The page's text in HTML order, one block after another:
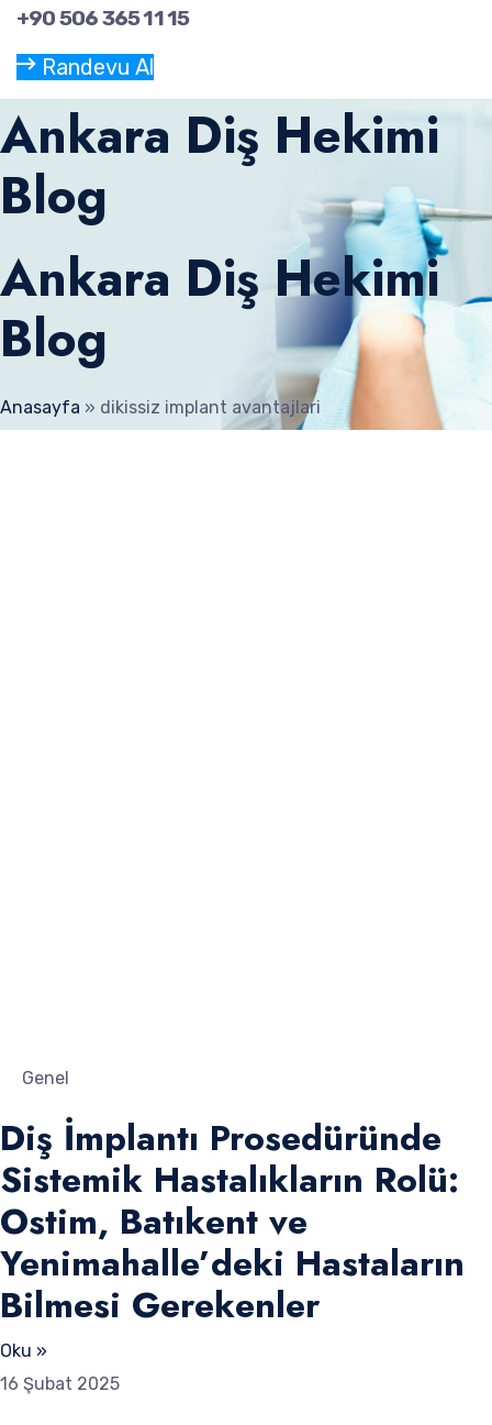
+90 506 365 11 15
Randevu Al
Ankara Diş Hekimi
Blog
Ankara Diş Hekimi
Blog
Anasayfa » dikissiz implant avantajlari
Genel
Diş İmplantı Prosedüründe
Sistemik Hastalıkların Rolü:
Ostim, Batıkent ve
Yenimahalle’deki Hastaların
Bilmesi Gerekenler
Oku »
16 Şubat 2025